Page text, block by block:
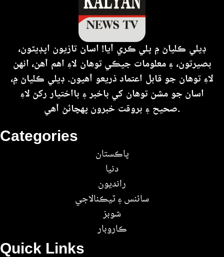
Quick Links
Categories
پاڪستان
دنيا
رانديون
سائنس ۽ ٽيڪنالاجي
شوبز
ڪاروبار
ڊيلي ڪلياڻ ۾ ڀلي ڪري آيا! اسان تازيون اپڊيٽون،
بصيرتون، ۽ معلومات جيڪي توهان لاءِ اهم آهن، انهن
لاءِ توهان جو قابل اعتماد ذريعو آهيون. ڊيلي ڪلياڻ ۾،
اسان جو مشن توهان کي باخبر ۽ بااختيار رکڻ لاءِ
صحيح ۽ بروقت خبرون پهچائڻ آهي.